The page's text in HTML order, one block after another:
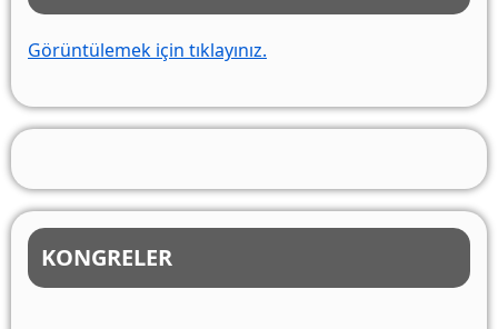
Görüntülemek için tıklayınız.
KONGRELER